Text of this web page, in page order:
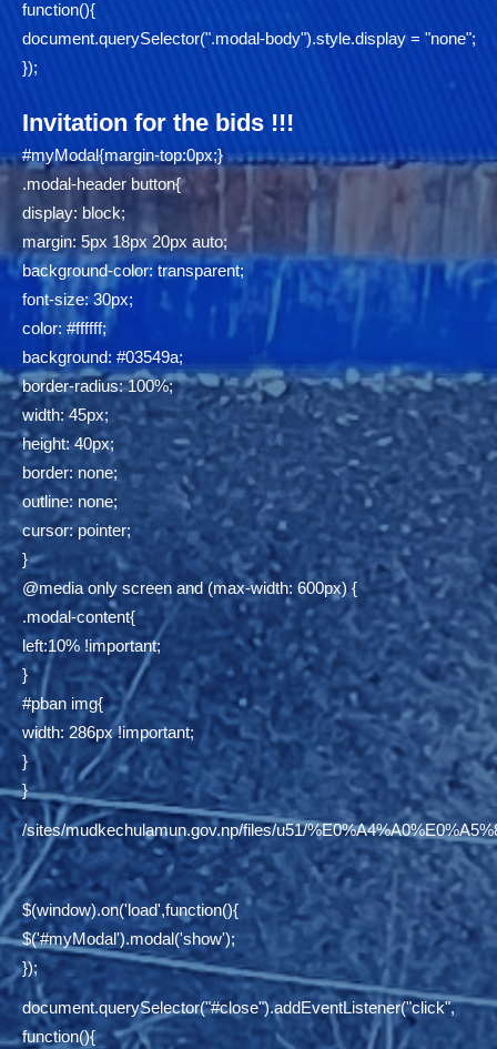
function(){
document.querySelector(".modal-body").style.display = "none";
});
Invitation for the bids !!!
#myModal{margin-top:0px;}
.modal-header button{
display: block;
margin: 5px 18px 20px auto;
background-color: transparent;
font-size: 30px;
color: #ffffff;
background: #03549a;
border-radius: 100%;
width: 45px;
height: 40px;
border: none;
outline: none;
cursor: pointer;
}
@media only screen and (max-width: 600px) {
.modal-content{
left:10% !important;
}
#pban img{
width: 286px !important;
}
}
/sites/mudkechulamun.gov.np/files/u51/
$(window).on('load',function(){
$('#myModal').modal('show');
});
document.querySelector("#close").addEventListener("click",
function(){